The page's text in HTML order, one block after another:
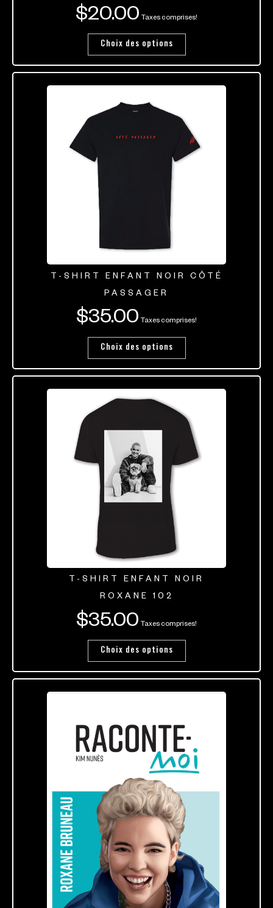
$20.00 Taxes comprises!
Choix des options
T-SHIRT ENFANT NOIR CÔTÉ
PASSAGER
$35.00 Taxes comprises!
Choix des options
T-SHIRT ENFANT NOIR
ROXANE 102
$35.00 Taxes comprises!
Choix des options